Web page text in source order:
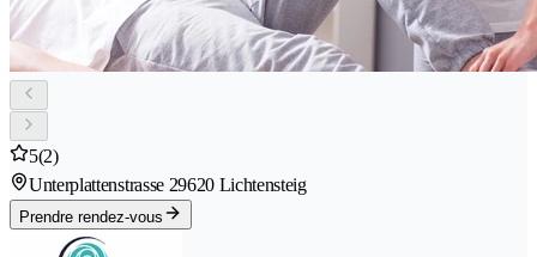
5(2)
Unterplattenstrasse 29620 Lichtensteig
Prendre rendez-vous